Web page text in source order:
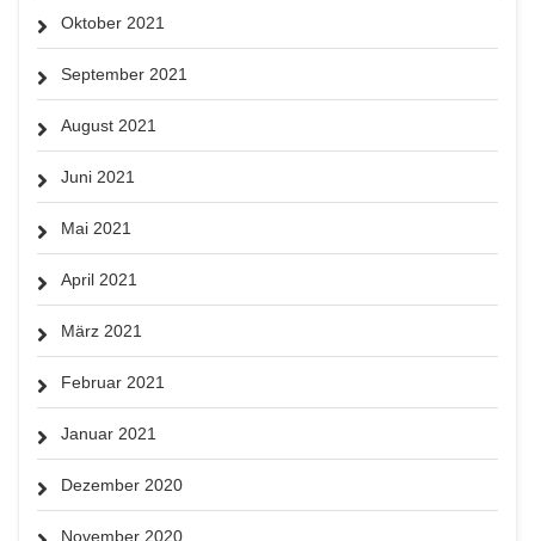
Oktober 2021
September 2021
August 2021
Juni 2021
Mai 2021
April 2021
März 2021
Februar 2021
Januar 2021
Dezember 2020
November 2020